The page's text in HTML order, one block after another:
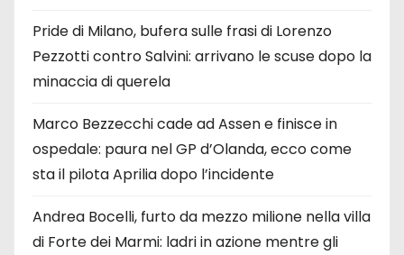
Pride di Milano, bufera sulle frasi di Lorenzo
Pezzotti contro Salvini: arrivano le scuse dopo la
minaccia di querela
Marco Bezzecchi cade ad Assen e finisce in
ospedale: paura nel GP d’Olanda, ecco come
sta il pilota Aprilia dopo l’incidente
Andrea Bocelli, furto da mezzo milione nella villa
di Forte dei Marmi: ladri in azione mentre gli